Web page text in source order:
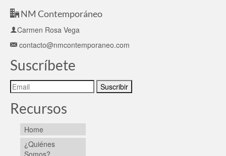
NM Contemporáneo
Carmen Rosa Vega
contacto@nmcontemporaneo.com
Suscríbete
Recursos
Home
¿Quiénes